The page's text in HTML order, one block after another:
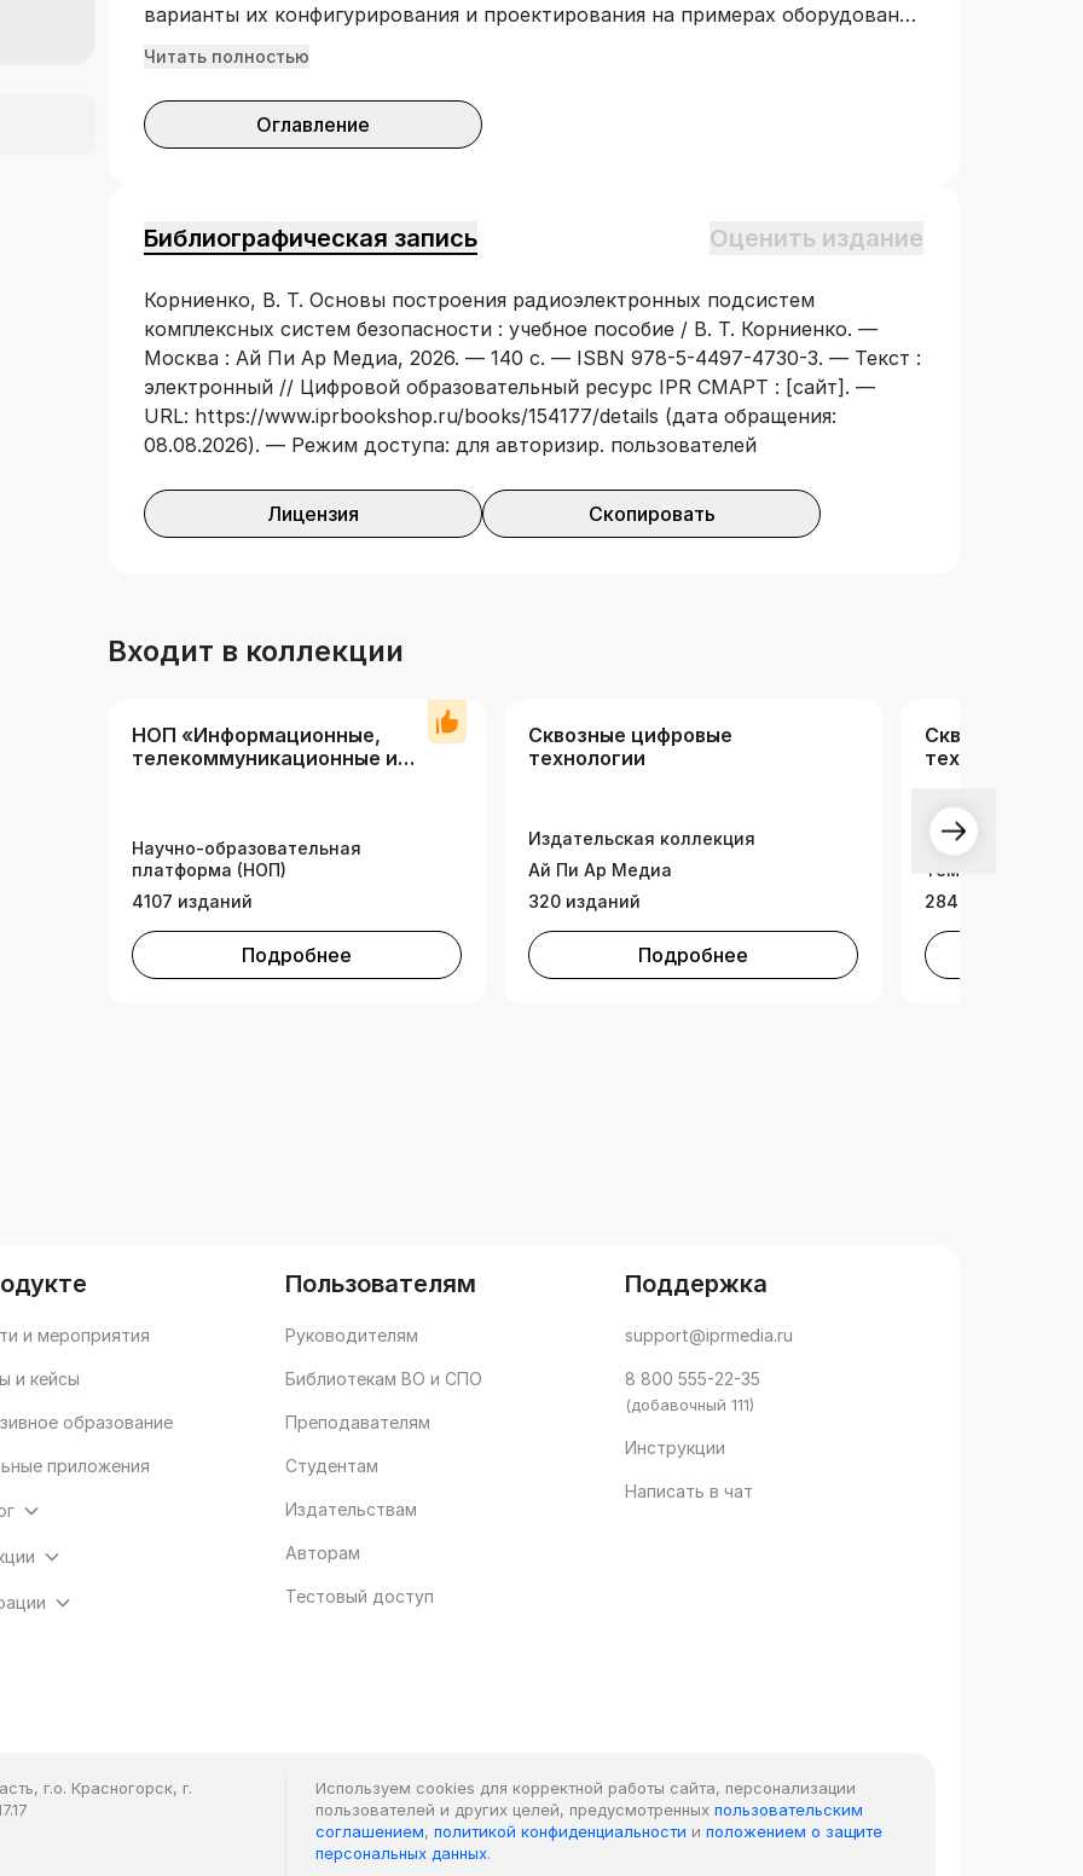
варианты их конфигурирования и проектирования на примерах оборудования
известных производителей. Подготовлено в соответствии с требованиями
образования. Предназначено для студентов, обучающихся по укрупненной
группе специальностей и направлений подготовки «Электроника,
Читать полностью
Оглавление
Библиографическая запись Оценить издание
Корниенко, В. Т. Основы построения радиоэлектронных подсистем
комплексных систем безопасности : учебное пособие / В. Т. Корниенко. —
Москва : Ай Пи Ар Медиа, 2026. — 140 с. — ISBN 978-5-4497-4730-3. — Текст :
электронный // Цифровой образовательный ресурс IPR СМАРТ : [сайт]. —
URL: https://www.iprbookshop.ru/books/154177/details (дата обращения:
08.08.2026). — Режим доступа: для авторизир. пользователей
Лицензия Скопировать
Входит в коллекции
НОП «Информационные,
телекоммуникационные и
Научно-образовательная
платформа (НОП)
4107 изданий
Подробнее
Сквозные цифровые
технологии
Издательская коллекция
Ай Пи Ар Медиа
320 изданий
Подробнее
Сквозные
технологии
Тематическая
2847 изданий
и мероприятия
и кейсы
образование
приложения
Пользователям
Руководителям
Библиотекам ВО и СПО
Преподавателям
Студентам
Издательствам
Авторам
Тестовый доступ
Поддержка
support@iprmedia.ru
8 800 555-22-35
(добавочный 111)
Инструкции
Написать в чат
г.о. Красногорск, г.
Используем cookies для корректной работы сайта, персонализации
пользователей и других целей, предусмотренных пользовательским
соглашением, политикой конфиденциальности и положением о защите
персональных данных.